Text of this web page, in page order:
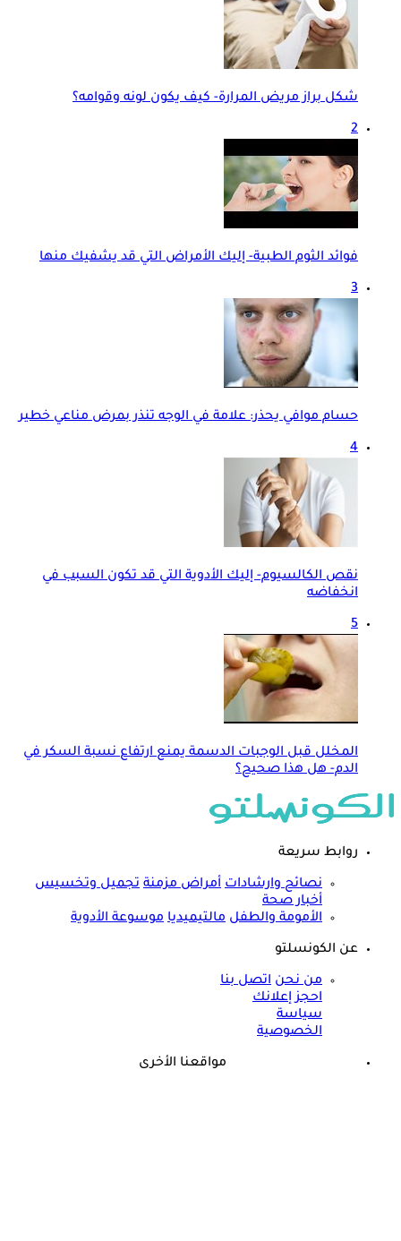
شكل براز مريض المرارة- كيف يكون لونه وقوامه؟
2
فوائد الثوم الطبية- إليك الأمراض التي قد يشفيك منها
3
حسام موافي يحذر: علامة في الوجه تنذر بمرض مناعي خطير
4
نقص الكالسيوم- إليك الأدوية التي قد تكون السبب في
انخفاضه
5
المخلل قبل الوجبات الدسمة يمنع ارتفاع نسبة السكر في
الدم- هل هذا صحيح؟
روابط سريعة
نصائح وارشادات أمراض مزمنة تجميل وتخسيس
أخبار صحة
الأمومة والطفل مالتيميديا موسوعة الأدوية
عن الكونسلتو
من نحن اتصل بنا
احجز إعلانك
سياسة
الخصوصية
مواقعنا الأخرى